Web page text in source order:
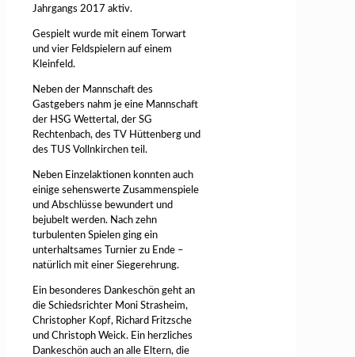
Jahrgangs 2017 aktiv.
Gespielt wurde mit einem Torwart
und vier Feldspielern auf einem
Kleinfeld.
Neben der Mannschaft des
Gastgebers nahm je eine Mannschaft
der HSG Wettertal, der SG
Rechtenbach, des TV Hüttenberg und
des TUS Vollnkirchen teil.
Neben Einzelaktionen konnten auch
einige sehenswerte Zusammenspiele
und Abschlüsse bewundert und
bejubelt werden. Nach zehn
turbulenten Spielen ging ein
unterhaltsames Turnier zu Ende –
natürlich mit einer Siegerehrung.
Ein besonderes Dankeschön geht an
die Schiedsrichter Moni Strasheim,
Christopher Kopf, Richard Fritzsche
und Christoph Weick. Ein herzliches
Dankeschön auch an alle Eltern, die